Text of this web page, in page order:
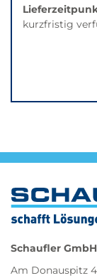
kurzfristig
Schaufler GmbH
Am Donauspitz 4